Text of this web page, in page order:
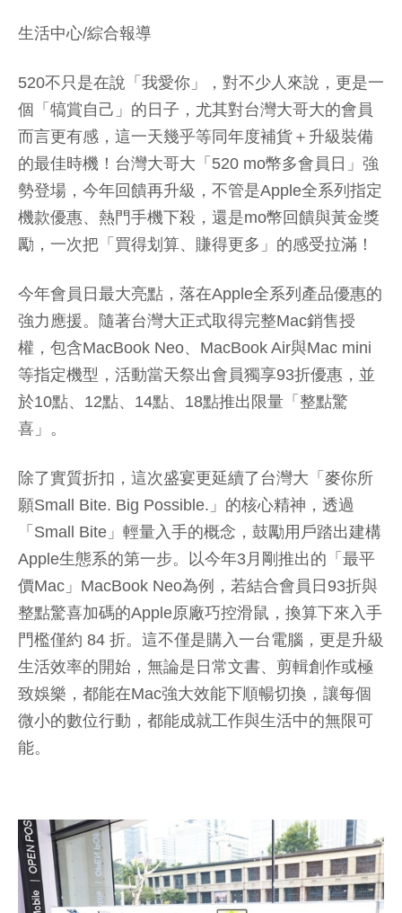
生活中心/綜合報導
520不只是在說「我愛你」，對不少人來說，更是一
個「犒賞自己」的日子，尤其對台灣大哥大的會員
而言更有感，這一天幾乎等同年度補貨＋升級裝備
的最佳時機！台灣大哥大「520 mo幣多會員日」強
勢登場，今年回饋再升級，不管是Apple全系列指定
機款優惠、熱門手機下殺，還是mo幣回饋與黃金獎
勵，一次把「買得划算、賺得更多」的感受拉滿！
今年會員日最大亮點，落在Apple全系列產品優惠的
強力應援。隨著台灣大正式取得完整Mac銷售授
權，包含MacBook Neo、MacBook Air與Mac mini
等指定機型，活動當天祭出會員獨享93折優惠，並
於10點、12點、14點、18點推出限量「整點驚
喜」。
除了實質折扣，這次盛宴更延續了台灣大「麥你所
願Small Bite. Big Possible.」的核心精神，透過
「Small Bite」輕量入手的概念，鼓勵用戶踏出建構
Apple生態系的第一步。以今年3月剛推出的「最平
價Mac」MacBook Neo為例，若結合會員日93折與
整點驚喜加碼的Apple原廠巧控滑鼠，換算下來入手
門檻僅約 84 折。這不僅是購入一台電腦，更是升級
生活效率的開始，無論是日常文書、剪輯創作或極
致娛樂，都能在Mac強大效能下順暢切換，讓每個
微小的數位行動，都能成就工作與生活中的無限可
能。